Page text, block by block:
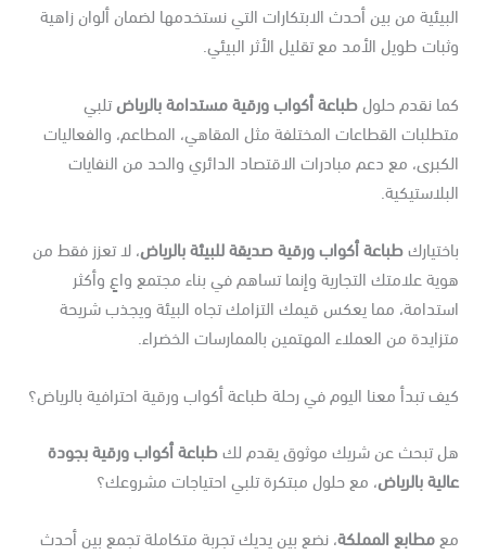
من بين أحدث الابتكارات التي نستخدمها لضمان ألوان زاهية
طويل الأمد مع تقليل الأثر البيئي.
نقدم حلولطباعة أكواب ورقية مستدامة بالرياضتلبي
القطاعات المختلفة مثل المقاهي، المطاعم، والفعاليات
مع دعم مبادرات الاقتصاد الدائري والحد من النفايات
طباعة أكواب ورقية صديقة للبيئة بالرياض، لا تعزز فقط من
علامتك التجارية وإنما تساهم في بناء مجتمع واعٍ وأكثر
مما يعكس قيمك التزامك تجاه البيئة ويجذب شريحة
من العملاء المهتمين بالممارسات الخضراء.
تبدأ معنا اليوم في رحلة طباعة أكواب ورقية احترافية بالرياض؟
تبحث عن شريك موثوق يقدم لكطباعة أكواب ورقية بجودة
بالرياض، مع حلول مبتكرة تلبي احتياجات مشروعك؟
مطابع المملكة، نضع بين يديك تجربة متكاملة تجمع بين أحدث